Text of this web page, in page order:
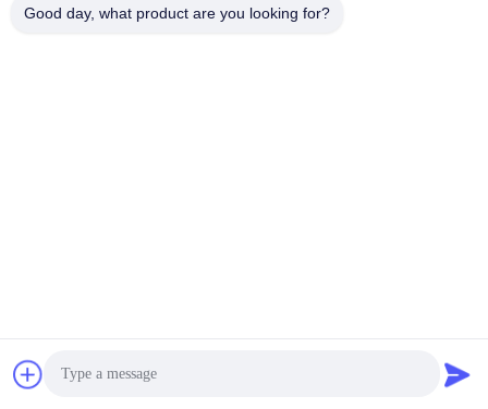
Good day, what product are you looking for?